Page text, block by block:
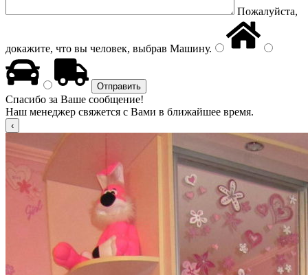
Пожалуйста,
докажите, что вы человек, выбрав Машину.
Спасибо за Ваше сообщение!
Наш менеджер свяжется с Вами в ближайшее время.